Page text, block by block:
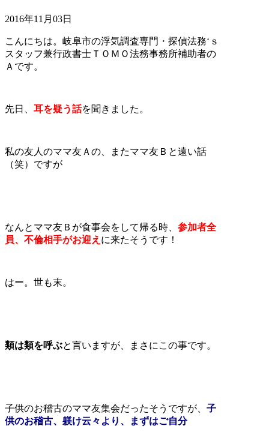
2016年11月03日
こんにちは。岐阜市の浮気調査専門・探偵法務‘ｓ
スタッフ兼行政書士ＴＯＭＯ法務事務所補助者の
Ａです。
先日、 耳を疑う話を聞きました。
私の友人のママ友Ａの、またママ友Ｂと遠い話
（笑）ですが
なんとママ友Ｂが食事会をして帰る時、 参加者全
員、不倫相手がお迎え に来たそうです！
はー。世も末。
類は類を呼ぶと言いますが、まさにこの事です。
子供のお稽古のママ友集会だったそうですが、 子
供のお稽古、躾け云々より、まずはご自分